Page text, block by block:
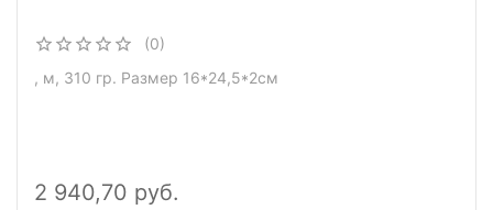
(0)
, м, 310 гр. Размер 16*24,5*2см
2 940,70 руб.